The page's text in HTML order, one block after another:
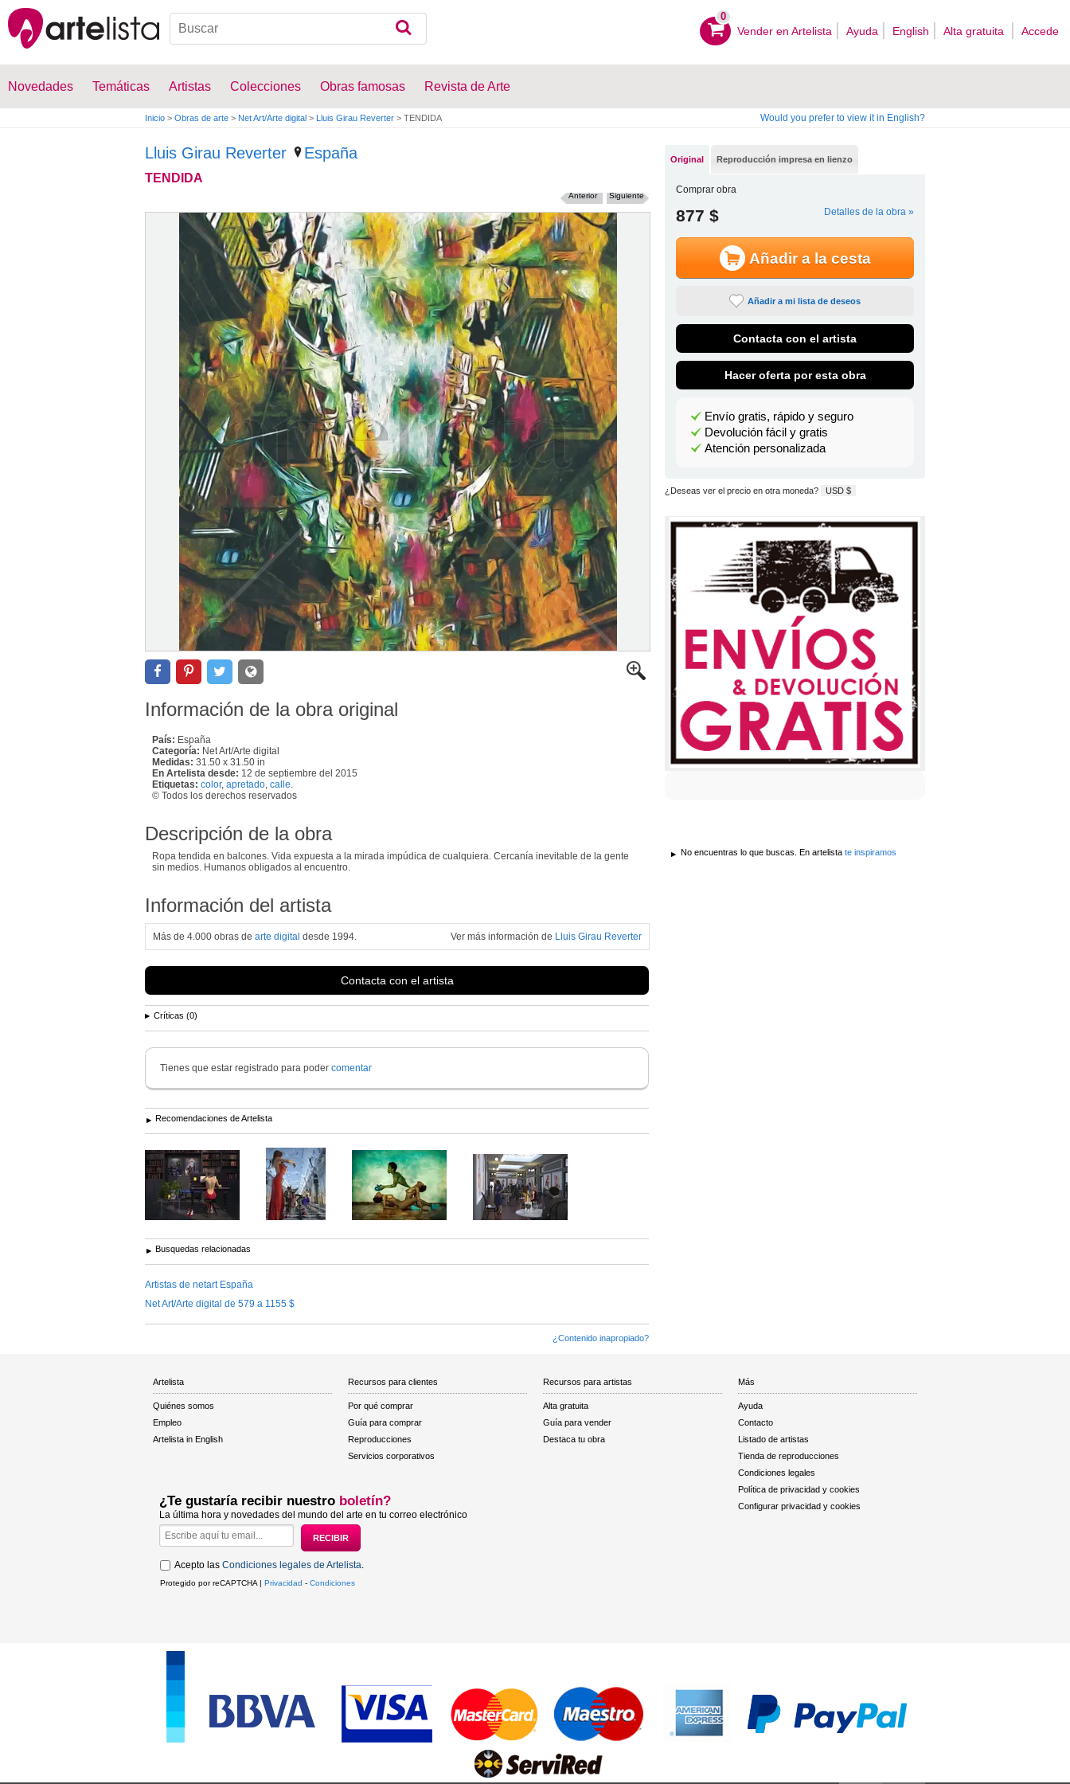
0
Vender en Artelista Ayuda English Alta gratuita Accede
Novedades Temáticas Artistas Colecciones Obras famosas Revista de Arte
Inicio > Obras de arte > Net Art/Arte digital > Lluis Girau Reverter > TENDIDA Would you prefer to view it in English?
Lluis Girau Reverter España
TENDIDA
Siguiente
Anterior
Información de la obra original
País: España
Categoría: Net Art/Arte digital
Medidas: 31.50 x 31.50 in
En Artelista desde: 12 de septiembre del 2015
Etiquetas: color, apretado calle.
© Todos los derechos reservados
Descripción de la obra
Ropa tendida en balcones. Vida expuesta a la mirada impúdica de cualquiera. Cercanía inevitable de la gente
sin medios. Humanos obligados al encuentro.
Información del artista
Más de 4.000 obras de arte digital desde 1994. Ver más información de Lluis Girau Reverter
Contacta con el artista
Críticas (0)
Tienes que estar registrado para poder comentar
Recomendaciones de Artelista
Busquedas relacionadas
Artistas de netart España
Net Art/Arte digital de 579 a 1155 $
¿Contenido inapropiado?
Original Reproducción impresa en lienzo
Comprar obra
877 $ Detalles de la obra »
Añadir a la cesta
Añadir a mi lista de deseos
Contacta con el artista
Hacer oferta por esta obra
Envío gratis, rápido y seguro
Devolución fácil y gratis
Atención personalizada
¿Deseas ver el precio en otra moneda? USD $
No encuentras lo que buscas. En artelista te inspiramos
Artelista
Quiénes somos
Empleo
Artelista in English
Recursos para clientes
Por qué comprar
Guía para comprar
Reproducciones
Servicios corporativos
Recursos para artistas
Alta gratuita
Guía para vender
Destaca tu obra
Más
Ayuda
Contacto
Listado de artistas
Tienda de reproducciones
Condiciones legales
Política de privacidad y cookies
Configurar privacidad y cookies
¿Te gustaría recibir nuestro boletín?
La última hora y novedades del mundo del arte en tu correo electrónico
Acepto las Condiciones legales de Artelista
Protegido por reCAPTCHA | Privacidad - Condiciones